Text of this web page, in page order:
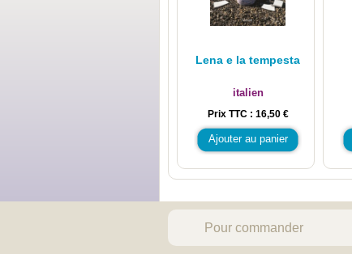
Lena e la tempesta
italien
Prix TTC : 16,50 €
Ajouter au panier
Pour commander